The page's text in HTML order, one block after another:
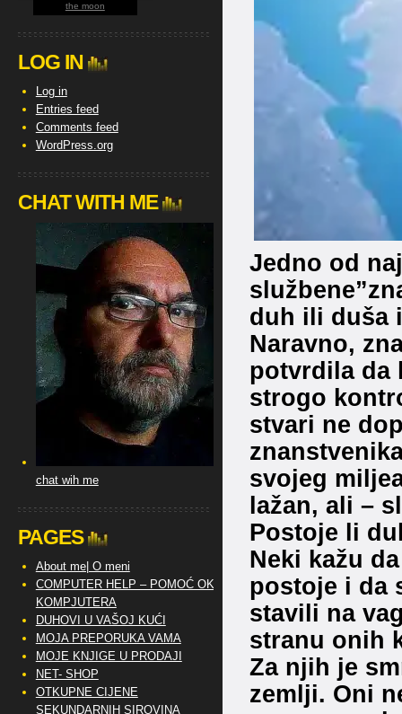
Jedno od
duh ili duša
Naravno,
potvrdila da
strogo
stvari ne
svojeg
lažan, ali –
Postoje li
Neki kažu
postoje i da
stavili na
stranu onih
Za njih je
zemlji. Oni
the moon
LOG IN
Log in
Entries feed
Comments feed
WordPress.org
CHAT WITH ME
chat wih me
PAGES
About me| O meni
COMPUTER HELP – POMOĆ OKO
KOMPJUTERA
DUHOVI U VAŠOJ KUĆI
MOJA PREPORUKA VAMA
MOJE KNJIGE U PRODAJI
NET- SHOP
OTKUPNE CIJENE
SEKUNDARNIH SIROVINA